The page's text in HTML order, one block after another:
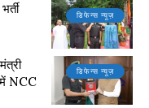
डिफेन्स न्यूज़
डिफेन्स न्यूज़
में NCC